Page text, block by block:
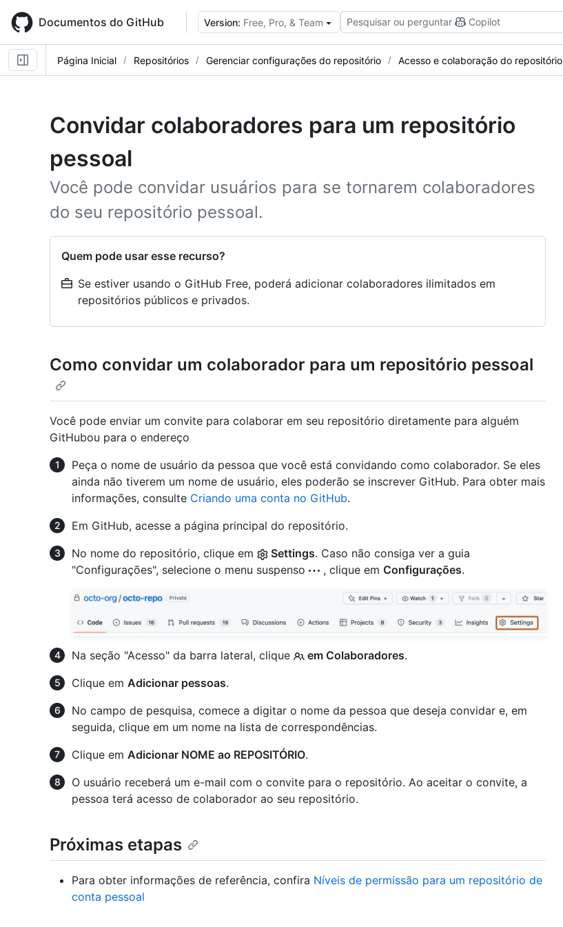
main
content
Documentos do GitHub Version: Free, Pro, & Team Pesquisar ou perguntar Copilot
Página Inicial Repositórios Gerenciar configurações do repositório Acesso e colaboração do repositório
Convidar colaboradores para um repositório
pessoal
Você pode convidar usuários para se tornarem colaboradores
do seu repositório pessoal.
Quem pode usar esse recurso?
Se estiver usando o GitHub Free, poderá adicionar colaboradores ilimitados em
repositórios públicos e privados.
Como convidar um colaborador para um repositório pessoal
Você pode enviar um convite para colaborar em seu repositório diretamente para alguém
GitHubou para o endereço
Peça o nome de usuário da pessoa que você está convidando como colaborador. Se eles
ainda não tiverem um nome de usuário, eles poderão se inscrever GitHub. Para obter mais
informações, consulte Criando uma conta no GitHub.
Em GitHub, acesse a página principal do repositório.
No nome do repositório, clique em
Settings. Caso não consiga ver a guia
"Configurações", selecione o menu suspenso
, clique em Configurações.
Na seção "Acesso" da barra lateral, clique em Colaboradores.
Clique em Adicionar pessoas.
No campo de pesquisa, comece a digitar o nome da pessoa que deseja convidar e, em
seguida, clique em um nome na lista de correspondências.
Clique em Adicionar NOME ao REPOSITÓRIO.
O usuário receberá um e-mail com o convite para o repositório. Ao aceitar o convite, a
pessoa terá acesso de colaborador ao seu repositório.
Próximas etapas
Para obter informações de referência, confira Níveis de permissão para um repositório de
conta pessoal